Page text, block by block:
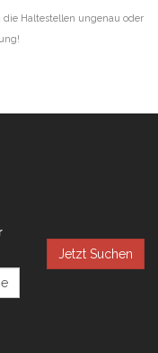
die Haltestellen ungenau oder
Jetzt Suchen